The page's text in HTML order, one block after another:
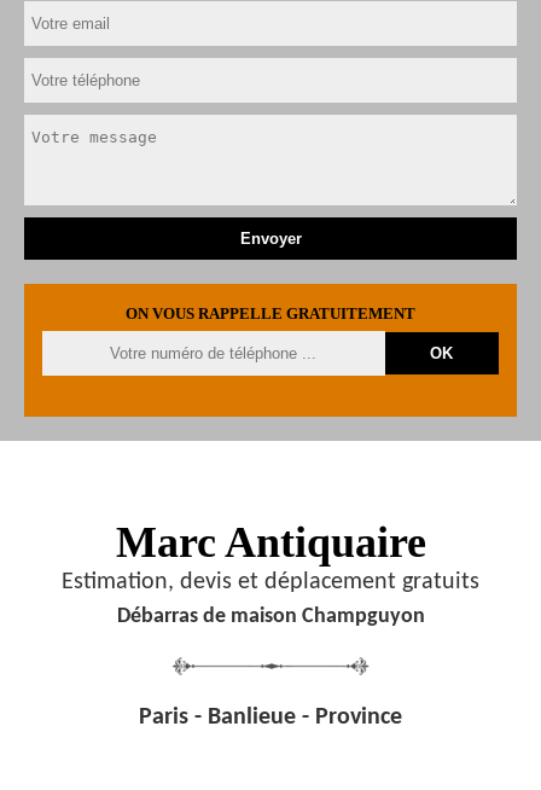
ON VOUS RAPPELLE GRATUITEMENT
Marc Antiquaire
Estimation, devis et déplacement gratuits
Débarras de maison Champguyon
Paris - Banlieue - Province